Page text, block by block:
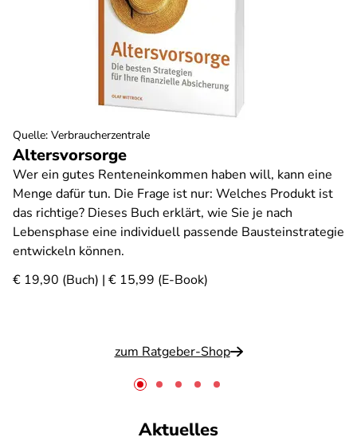
Altersvorsorge
Wer ein gutes Renteneinkommen haben will, kann eine
Menge dafür tun. Die Frage ist nur: Welches Produkt ist
das richtige? Dieses Buch erklärt, wie Sie je nach
Lebensphase eine individuell passende Bausteinstrategie
entwickeln können.
€ 19,90 (Buch) | € 15,99 (E-Book)
zum Ratgeber-Shop
Quelle: Verbraucherzentrale
Aktuelles